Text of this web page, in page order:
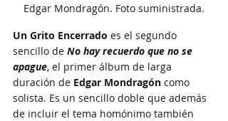
Edgar Mondragón. Foto suministrada.
Un Grito Encerrado es el segundo
sencillo de No hay recuerdo que no se
apague, el primer álbum de larga
duración de Edgar Mondragón como
solista. Es un sencillo doble que además
de incluir el tema homónimo también